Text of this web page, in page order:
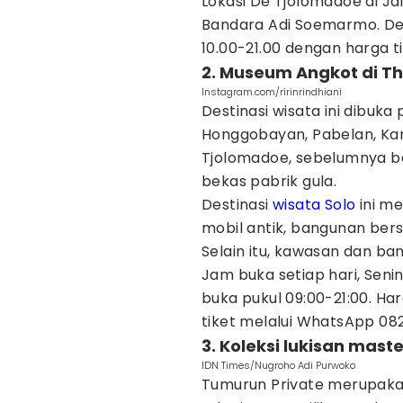
Bandara Adi Soemarmo.
10.00-21.00 dengan harga
2. Museum Angkot di
Instagram.com/ririnrindhiani
Destinasi wisata ini dibuka
Honggobayan, Pabelan,
Tjolomadoe, sebelumnya
bekas pabrik gula.
Destinasiwisata Solo ini
mobil antik, bangunan
Selain itu, kawasan dan
Jam buka setiap hari,
buka pukul 09:00-21:00.
tiket melalui WhatsApp
3. Koleksi lukisan
IDN Times/Nugroho Adi Purwoko
Tumurun Private